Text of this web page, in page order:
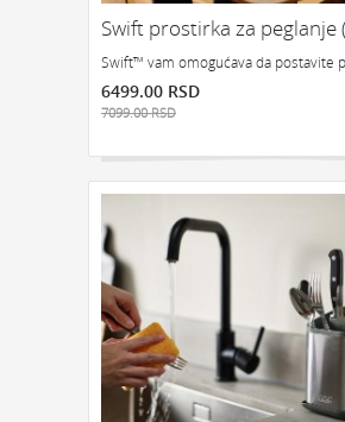
GEDŽETI LED IPHONE LED
POKLON ZA TINEJDŽERE
IZDVAJAMO:
PRONAĐI
Swift prostirka za peglanje
Swift™ vam omogućava da postavite
6499.00 RSD
7099.00 RSD